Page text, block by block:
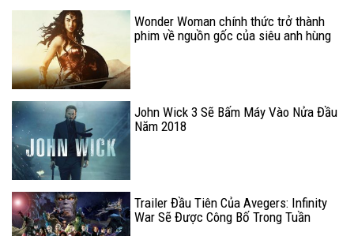
Wonder Woman chính thức trở thành
phim về nguồn gốc của siêu anh hùng
John Wick 3 Sẽ Bấm Máy Vào Nửa Đầu
Năm 2018
Trailer Đầu Tiên Của Avegers: Infinity
War Sẽ Được Công Bố Trong Tuần